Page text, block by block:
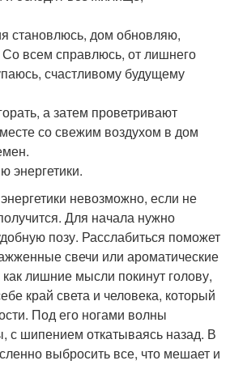
становлюсь, дом обновляю,
всем справлюсь, от лишнего
счастливому будущему
а затем проветривают
со свежим воздухом в дом
энергетики.
невозможно, если не
Для начала нужно
позу. Расслабиться поможет
свечи или ароматические
лишние мысли покинут голову,
край света и человека, который
Под его ногами волны
с шипением откатываясь назад. В
выбросить все, что мешает и